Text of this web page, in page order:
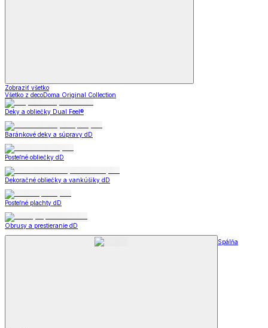
Zobraziť všetko
Všetko z decoDoma Original Collection
Deky a obliečky Dual Feel®
Baránkové deky a súpravy dD
Posteľné obliečky dD
Dekoračné obliečky a vankúšiky dD
Posteľné plachty dD
Obrusy a prestieranie dD
Spálňa